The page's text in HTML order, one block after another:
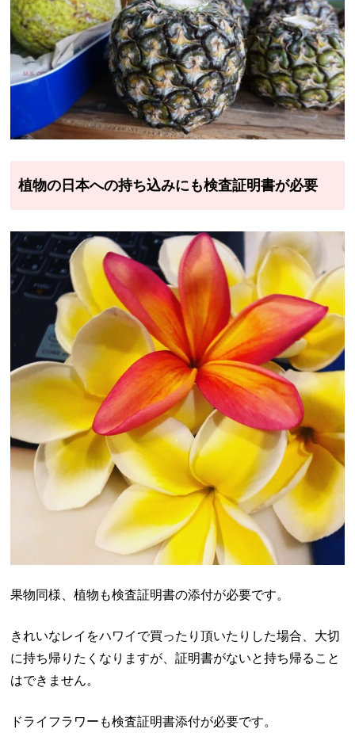
植物の日本への持ち込みにも検査証明書が必要
果物同様、植物も検査証明書の添付が必要です。
きれいなレイをハワイで買ったり頂いたりした場合、大切
に持ち帰りたくなりますが、証明書がないと持ち帰ること
はできません。
ドライフラワーも検査証明書添付が必要です。